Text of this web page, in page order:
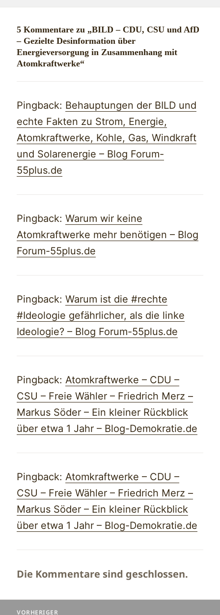
5 Kommentare zu „BILD – CDU, CSU und AfD
– Gezielte Desinformation über
Energieversorgung in Zusammenhang mit
Atomkraftwerke“
Pingback: Behauptungen der BILD und
echte Fakten zu Strom, Energie,
Atomkraftwerke, Kohle, Gas, Windkraft
und Solarenergie – Blog Forum-
55plus.de
Pingback:Warum wir keine
Atomkraftwerke mehr benötigen – Blog
Forum-55plus.de
Pingback:Warum ist die #rechte
#Ideologie gefährlicher, als die linke
Ideologie? – Blog Forum-55plus.de
Pingback:Atomkraftwerke – CDU –
CSU – Freie Wähler – Friedrich Merz –
Markus Söder – Ein kleiner Rückblick
über etwa 1 Jahr – Blog-Demokratie.de
Pingback:Atomkraftwerke – CDU –
CSU – Freie Wähler – Friedrich Merz –
Markus Söder – Ein kleiner Rückblick
über etwa 1 Jahr – Blog-Demokratie.de
Die Kommentare sind geschlossen.
Beitragsnavigation
VORHERIGER